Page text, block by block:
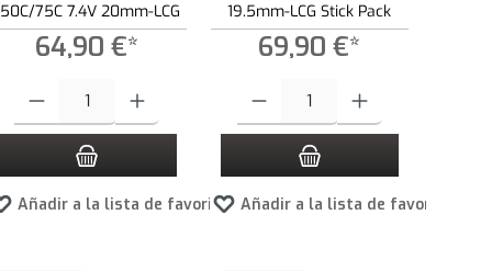
75C 7.4V 20mm-LCG
Short Stick Pack LiPo
Battery
64,90 €*
Añadir a la lista de favoritos
19.5mm-LCG Stick Pack
LiPo-HV Battery
69,90 €*
Añadir a la lista de favoritos